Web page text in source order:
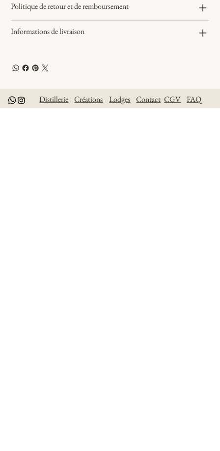
Politique de retour et de remboursement
Informations de livraison
Distillerie Lodges
Créations Contact CGV FAQ